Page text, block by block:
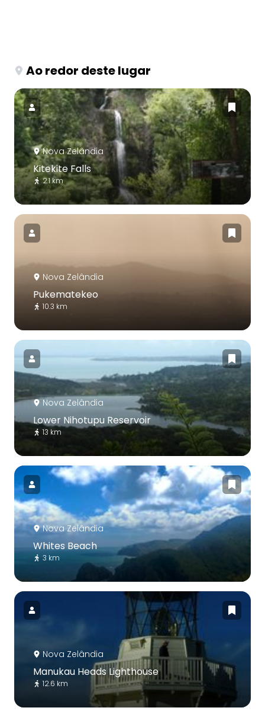
Ao redor deste lugar
Nova Zelândia
Kitekite Falls
2.1 km
Nova Zelândia
Pukematekeo
10.3 km
Nova Zelândia
Lower Nihotupu Reservoir
13 km
Nova Zelândia
Whites Beach
3 km
Nova Zelândia
Manukau Heads Lighthouse
12.6 km